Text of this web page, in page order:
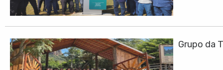
Grupo da